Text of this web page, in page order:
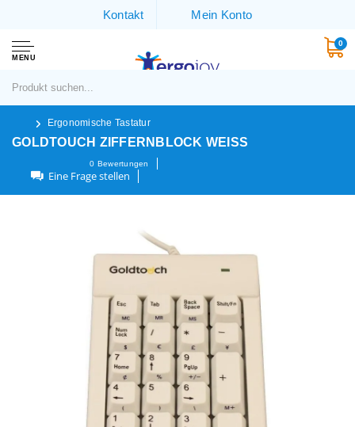
Kontakt Mein Konto
MENU
0
Ergonomische Tastatur
GOLDTOUCH ZIFFERNBLOCK WEISS
0 Bewertungen
Eine Frage stellen